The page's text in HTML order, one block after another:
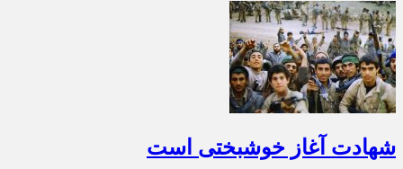
شهادت آغاز خوشبختی است